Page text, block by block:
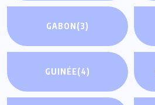
GABON(3)
GUINÉE(4)